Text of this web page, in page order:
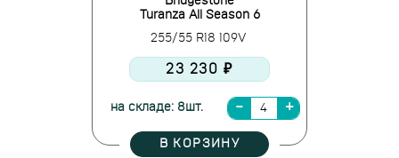
Turanza All Season 6
255/55 R18 109V
23 230 ₽
на складе: 8шт.
В КОРЗИНУ